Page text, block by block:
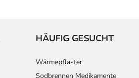
HÄUFIG GESUCHT
Wärmepflaster
Sodbrennen Medikamente